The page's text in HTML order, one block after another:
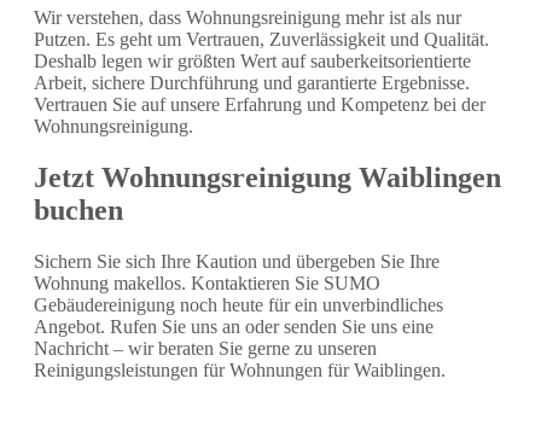
Wir verstehen, dass Wohnungsreinigung mehr ist als nur
Putzen. Es geht um Vertrauen, Zuverlässigkeit und Qualität.
Deshalb legen wir größten Wert auf sauberkeitsorientierte
Arbeit, sichere Durchführung und garantierte Ergebnisse.
Vertrauen Sie auf unsere Erfahrung und Kompetenz bei der
Wohnungsreinigung.
Jetzt Wohnungsreinigung Waiblingen
buchen
Sichern Sie sich Ihre Kaution und übergeben Sie Ihre
Wohnung makellos. Kontaktieren Sie SUMO
Gebäudereinigung noch heute für ein unverbindliches
Angebot. Rufen Sie uns an oder senden Sie uns eine
Nachricht – wir beraten Sie gerne zu unseren
Reinigungsleistungen für Wohnungen für Waiblingen.